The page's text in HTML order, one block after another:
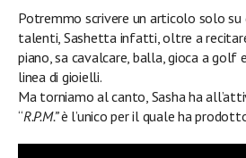
Potremmo scrivere un articolo solo su
talenti, Sashetta infatti, oltre a
piano, sa cavalcare, balla, gioca a golf
linea di gioielli.
Ma torniamo al canto, Sasha ha
“R.P.M.”è l’unico per il quale ha